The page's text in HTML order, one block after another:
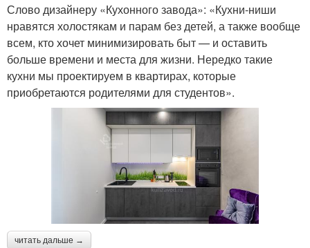
Слово дизайнеру «Кухонного завода»: «Кухни-ниши
нравятся холостякам и парам без детей, а также вообще
всем, кто хочет минимизировать быт — и оставить
больше времени и места для жизни. Нередко такие
кухни мы проектируем в квартирах, которые
приобретаются родителями для студентов».
читать дальше →